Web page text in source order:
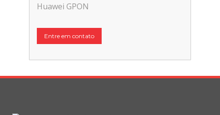
Huawei GPON
Entre em contato